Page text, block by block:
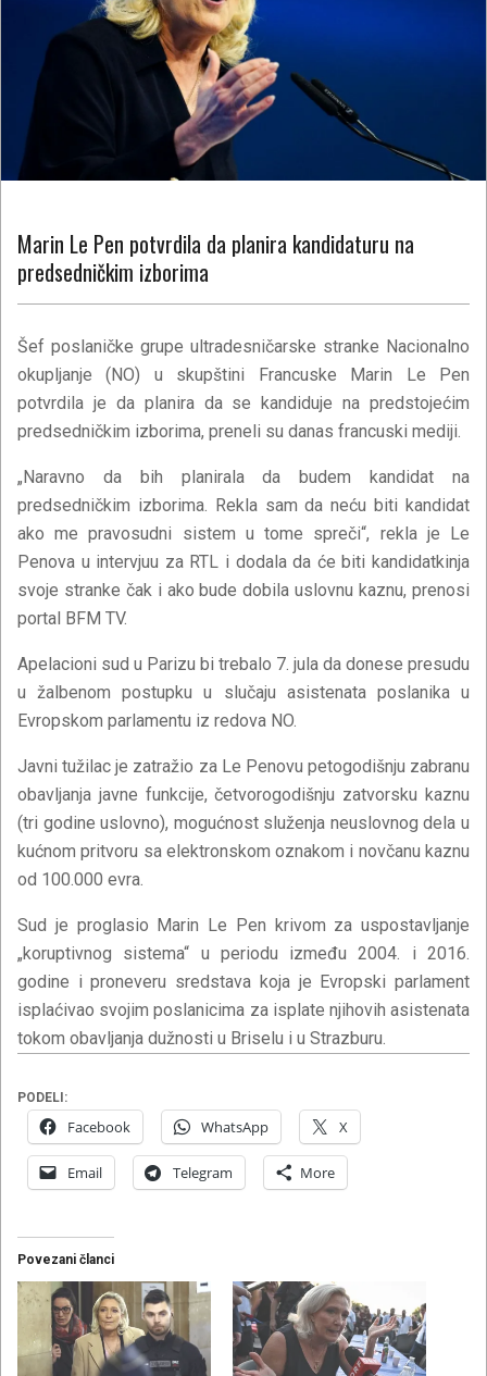
Marin Le Pen potvrdila da planira kandidaturu na
predsedničkim izborima
Šef poslaničke grupe ultradesničarske stranke Nacionalno
okupljanje (NO) u skupštini Francuske Marin Le Pen
potvrdila je da planira da se kandiduje na predstojećim
predsedničkim izborima, preneli su danas francuski mediji.
„Naravno da bih planirala da budem kandidat na
predsedničkim izborima. Rekla sam da neću biti kandidat
ako me pravosudni sistem u tome spreči“, rekla je Le
Penova u intervjuu za RTL i dodala da će biti kandidatkinja
svoje stranke čak i ako bude dobila uslovnu kaznu, prenosi
portal BFM TV.
Apelacioni sud u Parizu bi trebalo 7. jula da donese presudu
u žalbenom postupku u slučaju asistenata poslanika u
Evropskom parlamentu iz redova NO.
Javni tužilac je zatražio za Le Penovu petogodišnju zabranu
obavljanja javne funkcije, četvorogodišnju zatvorsku kaznu
(tri godine uslovno), mogućnost služenja neuslovnog dela u
kućnom pritvoru sa elektronskom oznakom i novčanu kaznu
od 100.000 evra.
Sud je proglasio Marin Le Pen krivom za uspostavljanje
„koruptivnog sistema“ u periodu između 2004. i 2016.
godine i proneveru sredstava koja je Evropski parlament
isplaćivao svojim poslanicima za isplate njihovih asistenata
tokom obavljanja dužnosti u Briselu i u Strazburu.
PODELI:
Facebook WhatsApp X
Email Telegram More
Povezani članci